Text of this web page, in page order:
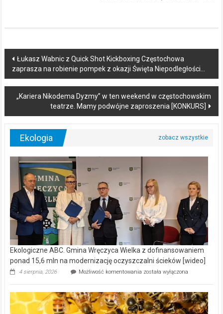
Post
navigation
Łukasz Wabnic z Quick Shot Kickboxing Częstochowa
zaprasza na robienie pompek z okazji Święta Niepodległości…
„Kariera Nikodema Dyzmy” w ten weekend w częstochowskim
teatrze. Mamy podwójne zaproszenia [KONKURS]
Ekologia
Ekologiczne ABC. Gmina Wręczyca Wielka z dofinansowaniem
ponad 15,6 mln na modernizację oczyszczalni ścieków [wideo]
4 sierpnia, 2026 Możliwość komentowania Ekologiczne
Wręczyca
Wielka
z
została wyłączona